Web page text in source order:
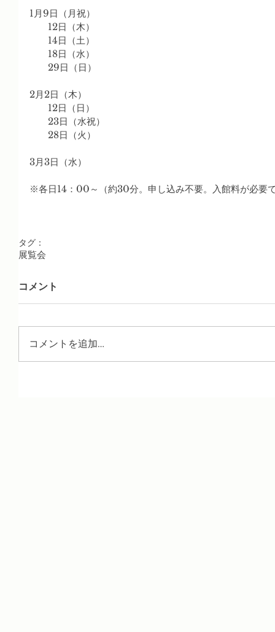
1月9日（月祝）
12日（木）
14日（土）
18日（水）
29日（日）
2月2日（木）
12日（日）
23日（水祝）
28日（火）
3月3日（水）
※各日14：00～（約30分。申し込み不要。入館料が必要
タグ：
展覧会
コメント
コメントを追加…